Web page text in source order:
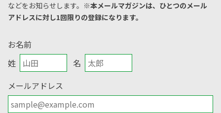
などをお知らせします。 ※本メールマガジンは、ひとつのメール
アドレスに対し1回限りの登録になります。
お名前
姓
名
メールアドレス